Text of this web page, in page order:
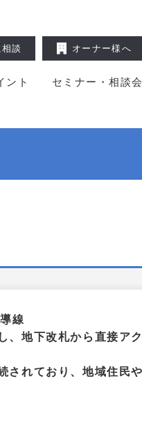
ント セミナー・相談会
談 オーナー様へ
線
、地下改札から直接ア
されており、地域住民